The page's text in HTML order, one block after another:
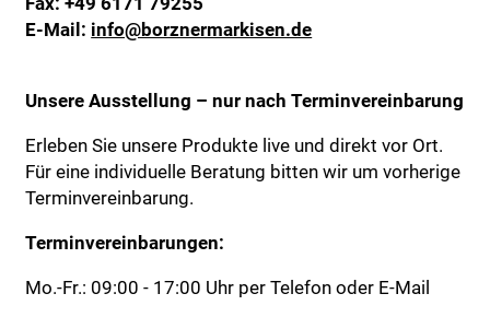
E-Mail: info@borznermarkisen.de
Unsere Ausstellung – nur nach Terminvereinbarung
Erleben Sie unsere Produkte live und direkt vor Ort.
Für eine individuelle Beratung bitten wir um vorherige
Terminvereinbarung.
Terminvereinbarungen:
Mo.-Fr.: 09:00 - 17:00 Uhr per Telefon oder E-Mail